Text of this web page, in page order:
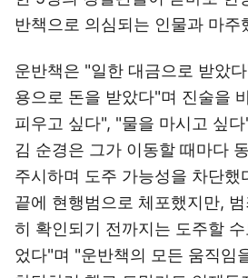
반책으로 의심되는 인물과 마주
운반책은 "일한 대금으로 받았
용으로 돈을 받았다"며 진술을
피우고 싶다", "물을 마시고 싶
김 순경은 그가 이동할 때마다
주시하며 도주 가능성을 차단했
끝에 현행범으로 체포했지만,
히 확인되기 전까지는 도주할
었다"며 "운반책의 모든 움직임